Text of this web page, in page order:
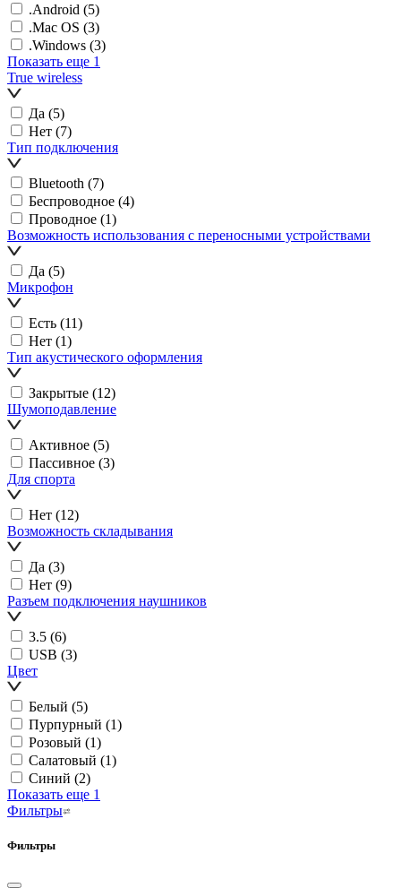
.Android (5)
.Mac OS (3)
.Windows (3)
Показать еще 1
True wireless
Да (5)
Нет (7)
Тип подключения
Bluetooth (7)
Беспроводное (4)
Проводное (1)
Возможность использования с переносными устройствами
Да (5)
Микрофон
Есть (11)
Нет (1)
Тип акустического оформления
Закрытые (12)
Шумоподавление
Активное (5)
Пассивное (3)
Для спорта
Нет (12)
Возможность складывания
Да (3)
Нет (9)
Разъем подключения наушников
3.5 (6)
USB (3)
Цвет
Белый (5)
Пурпурный (1)
Розовый (1)
Салатовый (1)
Синий (2)
Показать еще 1
Фильтры
Фильтры